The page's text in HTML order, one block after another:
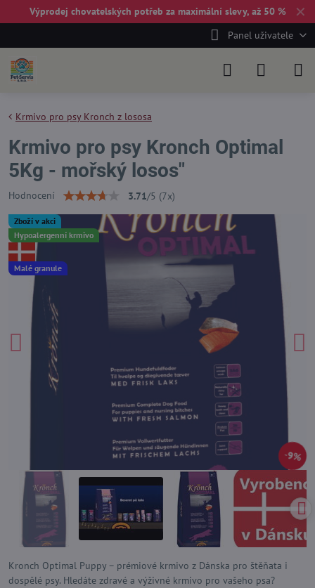
✕
Výprodej chovatelských potřeb za maximální slevy, až 50 %
Panel uživatele
Zboží v akci
Hypoalergenní krmivo
Malé granule
9%
Krmivo pro psy Kronch z lososa
Krmivo pro psy Kronch Optimal
5Kg - mořský losos"
Hodnocení 3.71/5 (7x)
Kronch Optimal Puppy – prémiové krmivo z Dánska pro štěňata i
dospělé psy. Hledáte zdravé a výživné krmivo pro vašeho psa?